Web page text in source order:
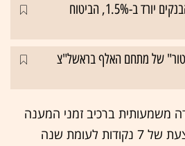
ת"א עברה לירידות; מדד הבנקים יורד ב-1.5%, הביטוח
של מתחם האלף בראשל"צ
משמעותית ברכיב זמני המענה
ברמת השוק, ירידה ממוצעת של 7 נקודות לעומת שנה